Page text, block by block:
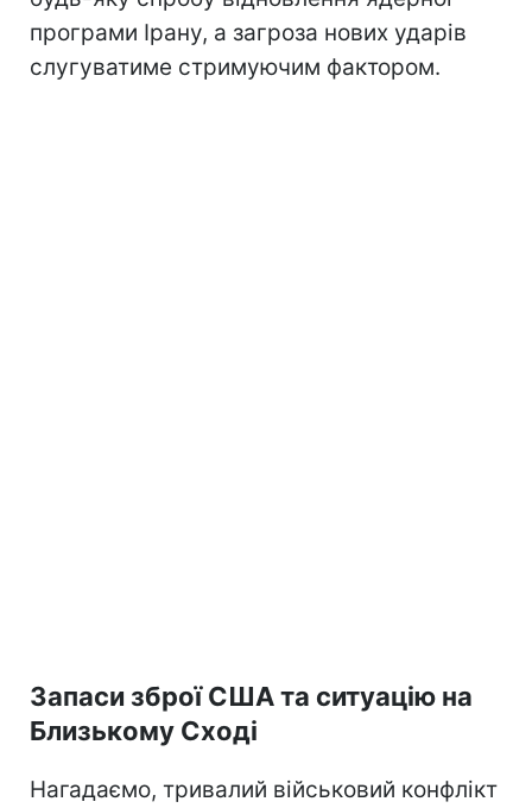
програми Ірану, а загроза нових ударів
слугуватиме стримуючим фактором.
Запаси зброї США та ситуацію на
Близькому Сході
Нагадаємо, тривалий військовий конфлікт